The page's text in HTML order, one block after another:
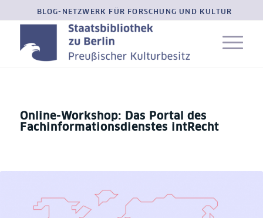
BLOG-NETZWERK FÜR FORSCHUNG UND KULTUR
Online-Workshop: Das Portal des
Fachinformationsdienstes intRecht